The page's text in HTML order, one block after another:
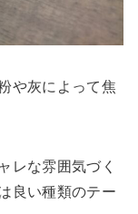
や灰によって焦
レな雰囲気づく
良い種類のテー